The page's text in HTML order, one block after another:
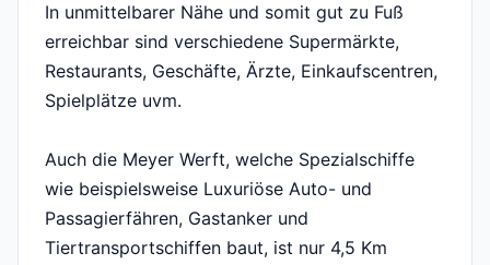
In unmittelbarer Nähe und somit gut zu Fuß
erreichbar sind verschiedene Supermärkte,
Restaurants, Geschäfte, Ärzte, Einkaufscentren,
Spielplätze uvm.
Auch die Meyer Werft, welche Spezialschiffe
wie beispielsweise Luxuriöse Auto- und
Passagierfähren, Gastanker und
Tiertransportschiffen baut, ist nur 4,5 Km